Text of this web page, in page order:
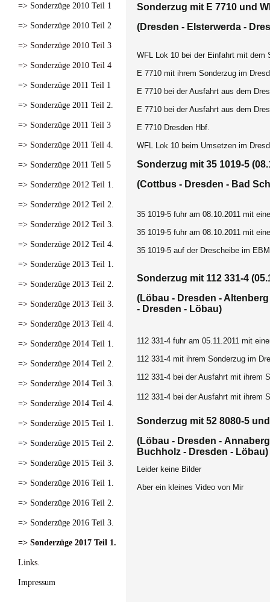
=> Sonderzüge 2010 Teil 1
=> Sonderzüge 2010 Teil 2
=> Sonderzüge 2010 Teil 3
=> Sonderzüge 2010 Teil 4
=> Sonderzüge 2011 Teil 1
=> Sonderzüge 2011 Teil 2.
=> Sonderzüge 2011 Teil 3
=> Sonderzüge 2011 Teil 4.
=> Sonderzüge 2011 Teil 5
=> Sonderzüge 2012 Teil 1.
=> Sonderzüge 2012 Teil 2.
=> Sonderzüge 2012 Teil 3.
=> Sonderzüge 2012 Teil 4.
=> Sonderzüge 2013 Teil 1.
=> Sonderzüge 2013 Teil 2.
=> Sonderzüge 2013 Teil 3.
=> Sonderzüge 2013 Teil 4.
=> Sonderzüge 2014 Teil 1.
=> Sonderzüge 2014 Teil 2.
=> Sonderzüge 2014 Teil 3.
=> Sonderzüge 2014 Teil 4.
=> Sonderzüge 2015 Teil 1.
=> Sonderzüge 2015 Teil 2.
=> Sonderzüge 2015 Teil 3.
=> Sonderzüge 2016 Teil 1.
=> Sonderzüge 2016 Teil 2.
=> Sonderzüge 2016 Teil 3.
=> Sonderzüge 2017 Teil 1.
Links.
Impressum
Sonderzug mit E 7710 und
(Dresden - Elsterwerda -
WFL Lok 10 bei der Einfahrt mit dem
E 7710 mit ihrem Sonderzug im
E 7710 bei der Ausfahrt aus dem
E 7710 bei der Ausfahrt aus dem
E 7710 Dresden Hbf.
WFL Lok 10 beim Umsetzen im
Sonderzug mit 35 1019-5
(Cottbus - Dresden - Bad
35 1019-5 fuhr am 08.10.2011 mit
35 1019-5 fuhr am 08.10.2011 mit
35 1019-5 auf der Drescheibe im
Sonderzug mit 112 331-4
(Löbau - Dresden -
- Dresden - Löbau)
112 331-4 fuhr am 05.11.2011 mit
112 331-4 mit ihrem Sonderzug im
112 331-4 bei der Ausfahrt mit ihrem
112 331-4 bei der Ausfahrt mit ihrem
Sonderzug mit 52 8080-5 und
(Löbau - Dresden -
Buchholz - Dresden - Löbau)
Leider keine Bilder
Aber ein kleines Video von Mir